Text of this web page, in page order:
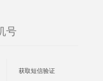
获取短信验证